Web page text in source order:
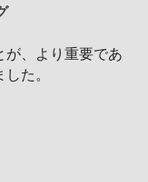
、より重要であ
た。